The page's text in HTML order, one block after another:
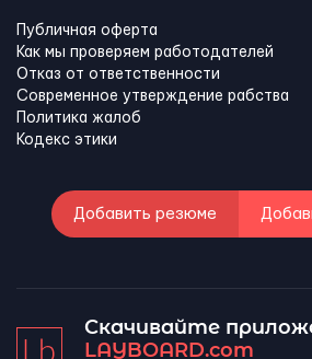
Публичная оферта
Как мы проверяем работодателей
Отказ от ответственности
Современное утверждение рабства
Политика жалоб
Кодекс этики
Добавить резюме
Скачивайте
LAYBOARD.com